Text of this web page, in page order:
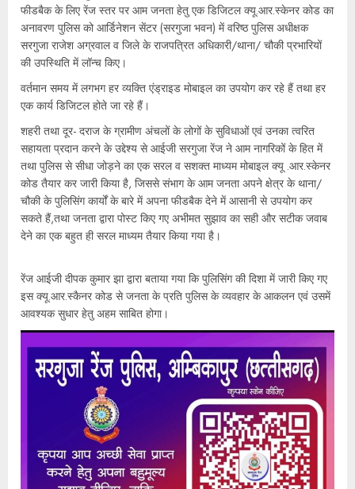
फीडबैक के लिए रेंज स्तर पर आम जनता हेतु एक डिजिटल क्यू.आर.स्केनर कोड का
अनावरण पुलिस को आर्डिनेशन सेंटर (सरगुजा भवन) में वरिष्ठ पुलिस अधीक्षक
सरगुजा राजेश अग्रवाल व जिले के राजपत्रित अधिकारी/थाना/ चौकी प्रभारियों
की उपस्थिति में लॉन्च किए।
वर्तमान समय में लगभग हर व्यक्ति एंड्राइड मोबाइल का उपयोग कर रहे हैं तथा हर
एक कार्य डिजिटल होते जा रहे हैं।
शहरी तथा दूर- दराज के ग्रामीण अंचलों के लोगों के सुविधाओं एवं उनका त्वरित
सहायता प्रदान करने के उद्देश्य से आईजी सरगुजा रेंज ने आम नागरिकों के हित में
तथा पुलिस से सीधा जोड़ने का एक सरल व सशक्त माध्यम मोबाइल क्यू .आर.स्केनर
कोड तैयार कर जारी किया है, जिससे संभाग के आम जनता अपने क्षेत्र के थाना/
चौकी के पुलिसिंग कार्यों के बारे में अपना फीडबैक देने में आसानी से उपयोग कर
सकते हैं,तथा जनता द्वारा पोस्ट किए गए अभीमत सुझाव का सही और सटीक जवाब
देने का एक बहुत ही सरल माध्यम तैयार किया गया है।
रेंज आईजी दीपक कुमार झा द्वारा बताया गया कि पुलिसिंग की दिशा में जारी किए गए
इस क्यू.आर.स्कैनर कोड से जनता के प्रति पुलिस के व्यवहार के आकलन एवं उसमें
आवश्यक सुधार हेतु अहम साबित होगा।